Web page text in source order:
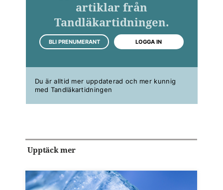
artiklar från
Tandläkartidningen.
BLI PRENUMERANT LOGGA IN
Du är alltid mer uppdaterad och mer kunnig
med Tandläkartidningen
Upptäck mer